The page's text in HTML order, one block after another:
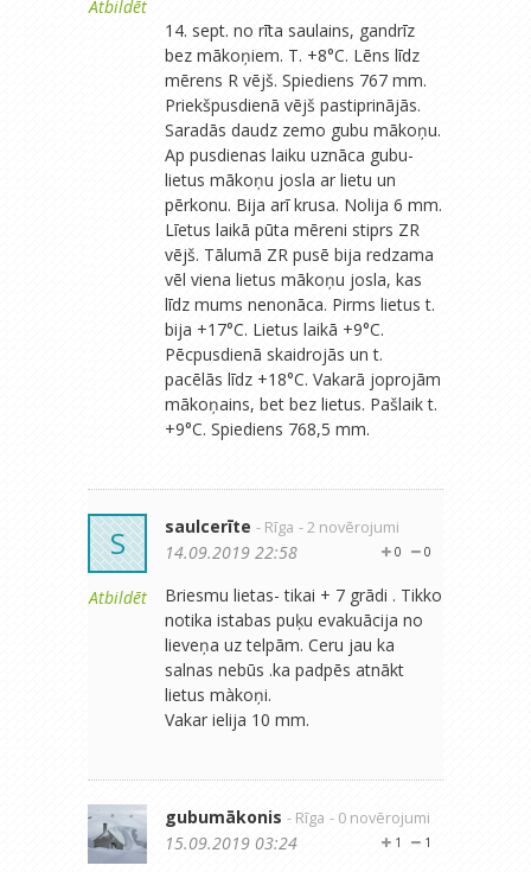
Atbildēt
14. sept. no rīta saulains, gandrīz
bez mākoņiem. T. +8°C. Lēns līdz
mērens R vējš. Spiediens 767 mm.
Priekšpusdienā vējš pastiprinājās.
Saradās daudz zemo gubu mākoņu.
Ap pusdienas laiku uznāca gubu-
lietus mākoņu josla ar lietu un
pērkonu. Bija arī krusa. Nolija 6 mm.
Līetus laikā pūta mēreni stiprs ZR
vējš. Tālumā ZR pusē bija redzama
vēl viena lietus mākoņu josla, kas
līdz mums nenonāca. Pirms lietus t.
bija +17°C. Lietus laikā +9°C.
Pēcpusdienā skaidrojās un t.
pacēlās līdz +18°C. Vakarā joprojām
mākoņains, bet bez lietus. Pašlaik t.
+9°C. Spiediens 768,5 mm.
S
Atbildēt
saulcerīte - Rīga - 2 novērojumi
0
0
14.09.2019 22:58
Briesmu lietas- tikai + 7 grādi . Tikko
notika istabas puķu evakuācija no
lieveņa uz telpām. Ceru jau ka
salnas nebūs .ka padpēs atnākt
lietus màkoņi.
Vakar ielija 10 mm.
gubumākonis - Rīga - 0 novērojumi
1
1
15.09.2019 03:24